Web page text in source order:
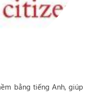
bằng tiếng Anh, giúp